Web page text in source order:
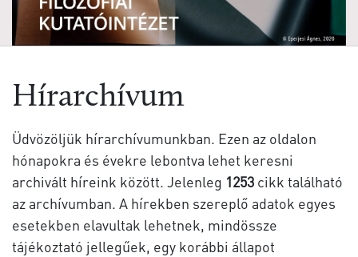
Hírarchívum
Üdvözöljük hírarchívumunkban. Ezen az oldalon
hónapokra és évekre lebontva lehet keresni
archivált híreink között. Jelenleg 1253 cikk található
az archívumban. A hírekben szereplő adatok egyes
esetekben elavultak lehetnek, mindössze
tájékoztató jellegűek, egy korábbi állapot